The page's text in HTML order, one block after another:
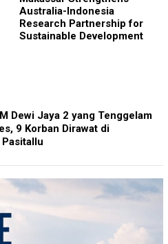
Australia-Indonesia
Research Partnership for
Sustainable Development
Dewi Jaya 2 yang Tenggelam
9 Korban Dirawat di